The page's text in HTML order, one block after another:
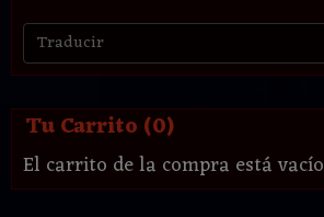
Tu Carrito (0)
El carrito de la compra está vacío